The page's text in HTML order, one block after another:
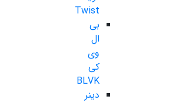
Twist
بی
ال
وی
کی
BLVK
دینر